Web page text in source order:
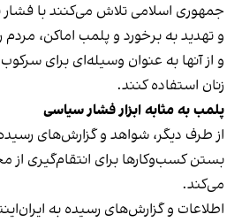
جمهوری اسلامی تلاش می‌کنند با
و تهدید به برخورد و پلمب اماکن، مردم
و از آنها به عنوان وسیله‌ای برای
زنان استفاده کنند.
پلمب به مثابه ابزار فشار سیاسی
از طرف دیگر، شواهد و گزارش‌های
بستن کسب‌وکارها برای انتقام‌گیری
می‌کند.
اطلاعات و گزارش‌های رسیده به